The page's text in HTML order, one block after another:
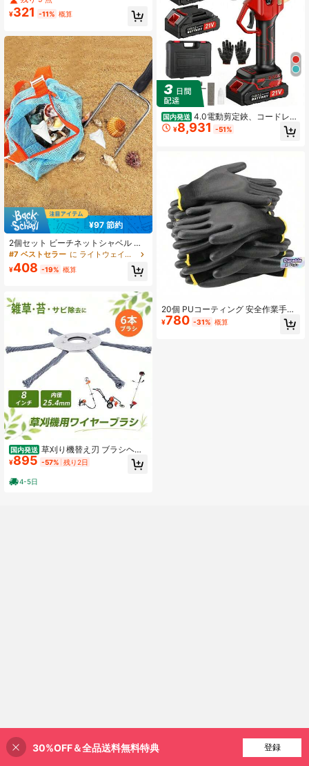
ッククリーニングクロス、キッチン
アクセサリーまたはクリーニング用
ル、ホームグッズ、キッチンアクセ
サリー、9.8*9.8インチ厚手ブラック
とグレーの小さなクリーニングラ
グ、キッチンディッシュクロス、鍋
とフライパンのクリーニングクロ
ス、タオル、クリーニングツール、
キッチン、バスルームとホーム用品
(品質保証)
¥321 -11% 概算
¥97 節約
2個セット ビーチネットシャベル 砂
濾過用ビーチバッグ シェル収集シャ
ベル 貝殻拾い用 サメの歯フィルター
付き ビーチトイ 夏のビーチ・プー
スコップとしても使える多機能シャ
ベル）
#7 ベストセラー に ライトウェイト ガーデンツール
¥408 -19% 概算
国内発送 草刈り機替え刃 ブラシヘッ
ド ワイヤーカッター 6枚刃 草刈機用
チップソー ワイヤー 8インチ用 ワイ
ヤーブラシ スチールワイヤー 草刈機
刈払機 雑草除去 苔取り
¥895 -57% 残り2日
4-5日
国内発送 4.0電動剪定鋏、コードレス
電動ハサミ（充電式48V 2.0Ahバッ
テリー2個＆ブレード2枚付き）、ア
¥8,931 -51%
20個 PUコーティング 安全作業手袋
建設、木工、ガーデニング用、工業
用保護手袋、修理手袋、滑り止め、
¥780 -31% 概算
9% 割引！
30%OFF＆全品送料無料特典 登録